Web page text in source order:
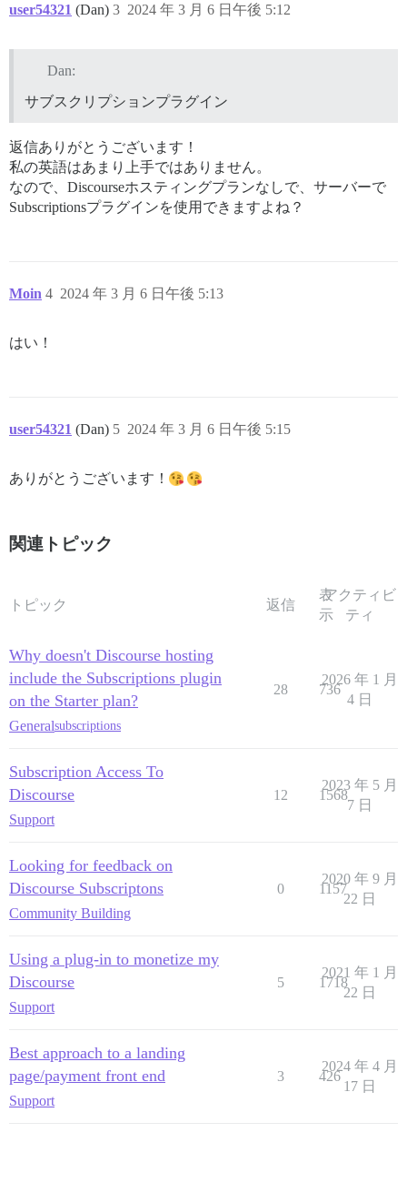
user54321 (Dan) 2024 年 3 月 6 日午後 5:12
3
Dan:
サブスクリプションプラグイン
返信ありがとうございます！
私の英語はあまり上手ではありません。
なので、Discourseホスティングプランなしで、サーバーで
Subscriptionsプラグインを使用できますよね？
Moin 2024 年 3 月 6 日午後 5:13
4
はい！
user54321 (Dan) 2024 年 3 月 6 日午後 5:15
5
ありがとうございます！
関連トピック
トピック 返信
表
示
アクティビ
ティ
Why doesn't Discourse hosting
include the Subscriptions plugin
on the Starter plan?
Generalsubscriptions
28 736
2026 年 1 月
4 日
Subscription Access To
Discourse
Support
12 1568
2023 年 5 月
7 日
Looking for feedback on
Discourse Subscriptons
Community Building
0 1157
2020 年 9 月
22 日
Using a plug-in to monetize my
Discourse
Support
5 1718
2021 年 1 月
22 日
Best approach to a landing
page/payment front end
Support
3 426
2024 年 4 月
17 日